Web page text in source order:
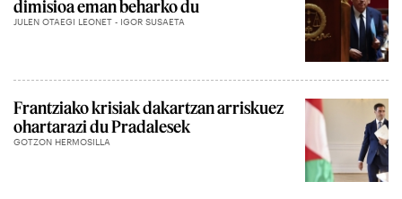
dimisioa eman beharko du
JULEN OTAEGI LEONET - IGOR SUSAETA
Frantziako krisiak dakartzan arriskuez
ohartarazi du Pradalesek
GOTZON HERMOSILLA